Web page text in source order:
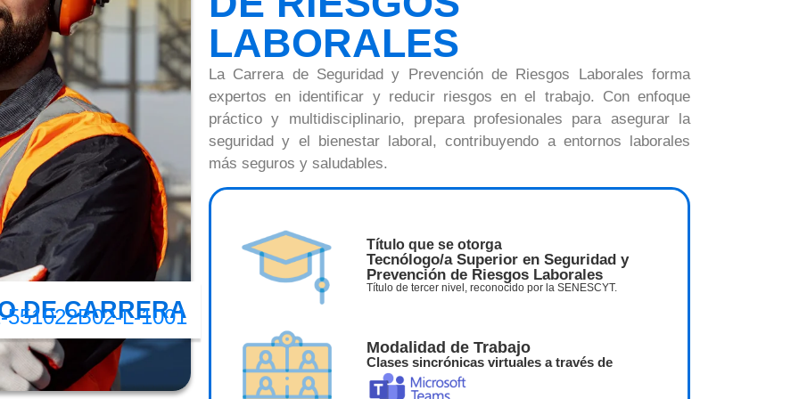
DE CARRERA
551022B02-L-1001
LABORALES
La Carrera de Seguridad y Prevención de Riesgos Laborales forma
expertos en identificar y reducir riesgos en el trabajo. Con enfoque
práctico y multidisciplinario, prepara profesionales para asegurar la
seguridad y el bienestar laboral, contribuyendo a entornos laborales
más seguros y saludables.
Título que se otorga
Tecnólogo/a Superior en Seguridad y
Prevención de Riesgos Laborales
Título de tercer nivel, reconocido por la SENESCYT.
Modalidad de Trabajo
Clases sincrónicas virtuales a través de